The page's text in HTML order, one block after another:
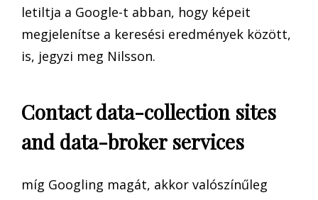
letiltja a Google-t abban, hogy képeit
megjelenítse a keresési eredmények között,
is, jegyzi meg Nilsson.
Contact data-collection sites
and data-broker services
míg Googling magát, akkor valószínűleg